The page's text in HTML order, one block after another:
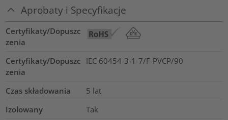
Aprobaty i Specyfikacje
Certyfikaty/Dopuszc
zenia
Certyfikaty/Dopuszc
zenia
IEC 60454-3-1-7/F-PVCP/90
Czas składowania
5 lat
Izolowany
Tak